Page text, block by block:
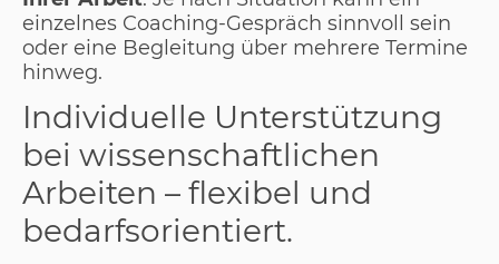
einzelnes Coaching-Gespräch sinnvoll sein
oder eine Begleitung über mehrere Termine
hinweg.
Individuelle Unterstützung
bei wissenschaftlichen
Arbeiten – flexibel und
bedarfsorientiert.